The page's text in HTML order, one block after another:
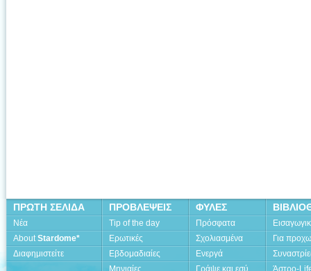
ΠΡΩΤΗ ΣΕΛΙΔΑ
Νέα
AboutStardome*
Διαφημιστείτε
ΠΡΟΒΛΕΨΕΙΣ
Tip of the day
Ερωτικές
Εβδομαδιαίες
Μηνιαίες
ΦΥΛΕΣ
Πρόσφατα
Σχολιασμένα
Ενεργά
Γράψε και εσύ
Για
Άστρο-